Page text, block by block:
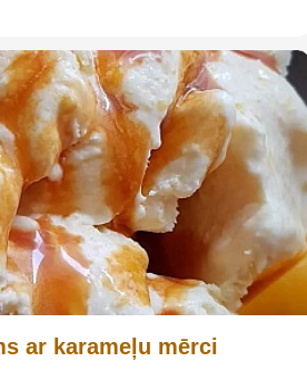
ar karameļu mērci